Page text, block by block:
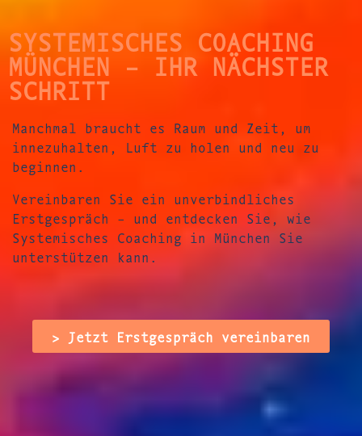
SYSTEMISCHES COACHING
MÜNCHEN – IHR NÄCHSTER
SCHRITT
Manchmal braucht es Raum und Zeit, um
innezuhalten, Luft zu holen und neu zu
beginnen.
Vereinbaren Sie ein unverbindliches
Erstgespräch – und entdecken Sie, wie
Systemisches Coaching in München Sie
unterstützen kann.
> Jetzt Erstgespräch vereinbaren